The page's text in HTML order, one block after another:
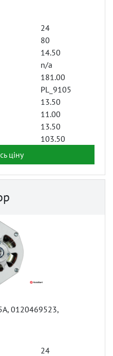
24
80
14.50
n/a
181.00
PL_9105
13.50
11.00
13.50
103.50
ціну
0120469523,
24